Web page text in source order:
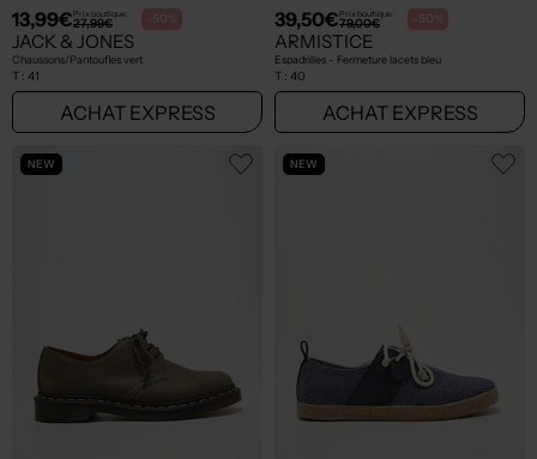
13,99€Prix boutique :
27,99€ -50%
JACK & JONES
Chaussons/Pantoufles vert
T : 41
ACHAT EXPRESS
39,50€Prix boutique :
79,00€ -50%
ARMISTICE
Espadrilles - Fermeture lacets bleu
T : 40
ACHAT EXPRESS
NEW NEW